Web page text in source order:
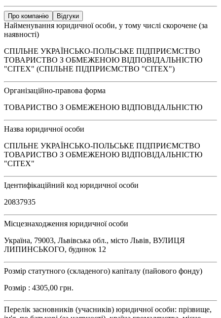
Про компанію Відгуки
Найменування юридичної особи, у тому числі скорочене (за
наявності)
СПІЛЬНЕ УКРАЇНСЬКО-ПОЛЬСЬКЕ ПІДПРИЄМСТВО
ТОВАРИСТВО З ОБМЕЖЕНОЮ ВІДПОВІДАЛЬНІСТЮ
"СІТЕХ" (СПІЛЬНЕ ПІДПРИЄМСТВО "СІТЕХ")
Організаційно-правова форма
ТОВАРИСТВО З ОБМЕЖЕНОЮ ВІДПОВІДАЛЬНІСТЮ
Назва юридичної особи
СПІЛЬНЕ УКРАЇНСЬКО-ПОЛЬСЬКЕ ПІДПРИЄМСТВО
ТОВАРИСТВО З ОБМЕЖЕНОЮ ВІДПОВІДАЛЬНІСТЮ
"СІТЕХ"
Ідентифікаційний код юридичної особи
20837935
Місцезнаходження юридичної особи
Україна, 79003, Львівська обл., місто Львів, ВУЛИЦЯ
ЛИПИНСЬКОГО, будинок 12
Розмір статутного (складеного) капіталу (пайового фонду)
Розмір : 4305,00 грн.
Перелік засновників (учасників) юридичної особи: прізвище,